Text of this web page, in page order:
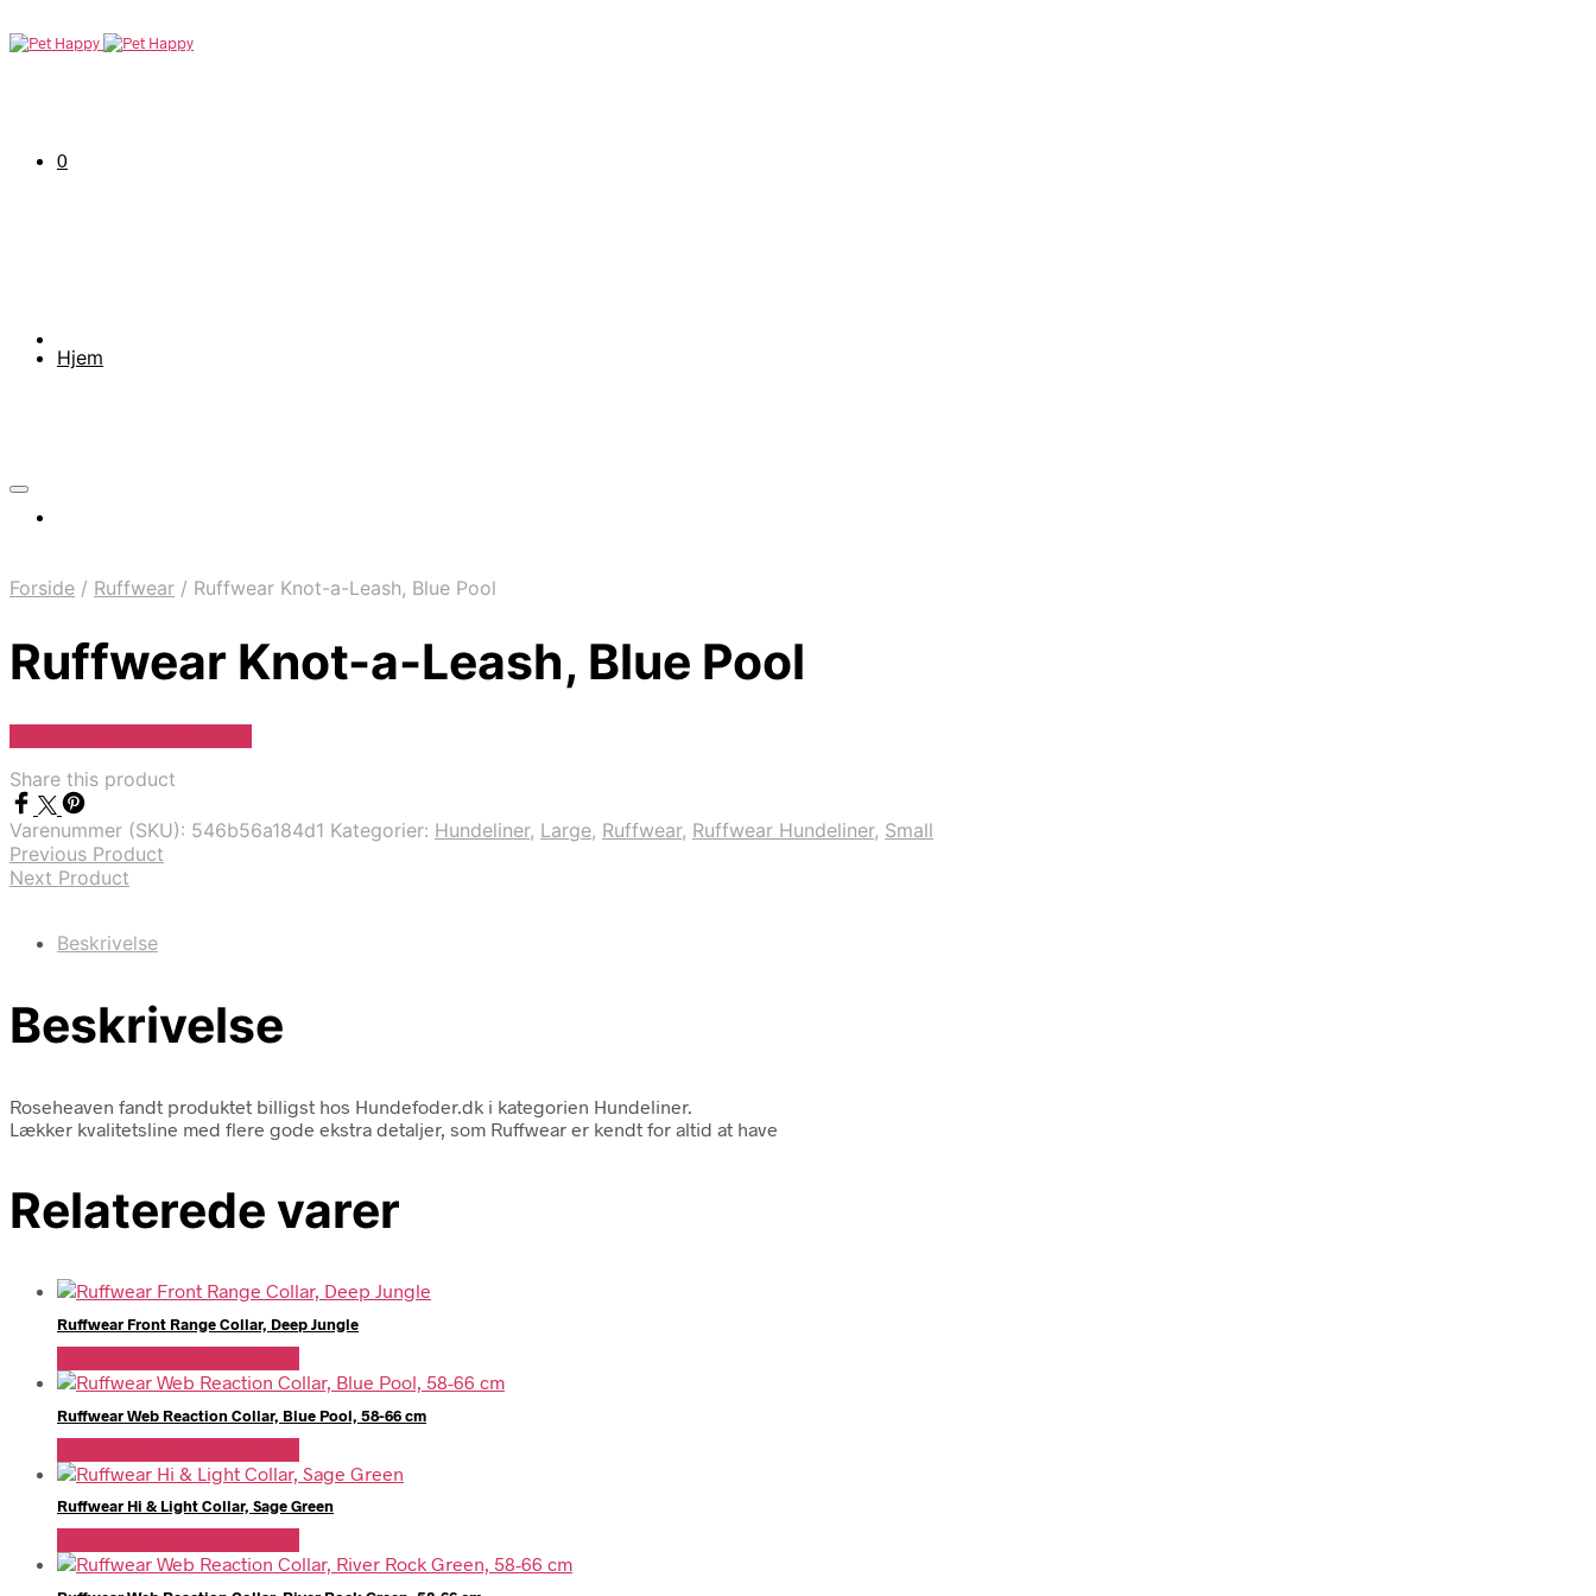
0
Hjem
Forside / Ruffwear / Ruffwear Knot-a-Leash, Blue Pool
Ruffwear Knot-a-Leash, Blue Pool
Share this product
Varenummer (SKU): 546b56a184d1 Kategorier: Hundeliner, Large, Ruffwear, Ruffwear Hundeliner, Small
Previous Product
Next Product
Beskrivelse
Beskrivelse
Roseheaven fandt produktet billigst hos Hundefoder.dk i kategorien Hundeliner.
Lækker kvalitetsline med flere gode ekstra detaljer, som Ruffwear er kendt for altid at have
Relaterede varer
Ruffwear Front Range Collar, Deep Jungle
Ruffwear Web Reaction Collar, Blue Pool, 58-66 cm
Ruffwear Hi & Light Collar, Sage Green